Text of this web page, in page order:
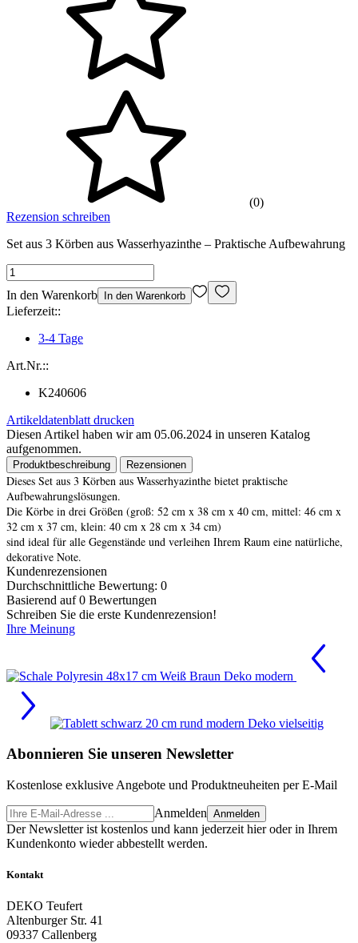
(0)
Rezension schreiben
Set aus 3 Körben aus Wasserhyazinthe – Praktische Aufbewahrung
In den Warenkorb In den Warenkorb
Lieferzeit::
3-4 Tage
Art.Nr.::
K240606
Artikeldatenblatt drucken
Diesen Artikel haben wir am 05.06.2024 in unseren Katalog
aufgenommen.
Produktbeschreibung Rezensionen
Dieses Set aus 3 Körben aus Wasserhyazinthe bietet praktische
Aufbewahrungslösungen.
Die Körbe in drei Größen (groß: 52 cm x 38 cm x 40 cm, mittel: 46 cm x
32 cm x 37 cm, klein: 40 cm x 28 cm x 34 cm)
sind ideal für alle Gegenstände und verleihen Ihrem Raum eine natürliche,
dekorative Note.
Kundenrezensionen
Durchschnittliche Bewertung: 0
Basierend auf 0 Bewertungen
Schreiben Sie die erste Kundenrezension!
Ihre Meinung
Abonnieren Sie unseren Newsletter
Kostenlose exklusive Angebote und Produktneuheiten per E-Mail
Anmelden Anmelden
Der Newsletter ist kostenlos und kann jederzeit hier oder in Ihrem
Kundenkonto wieder abbestellt werden.
Kontakt
DEKO Teufert
Altenburger Str. 41
09337 Callenberg